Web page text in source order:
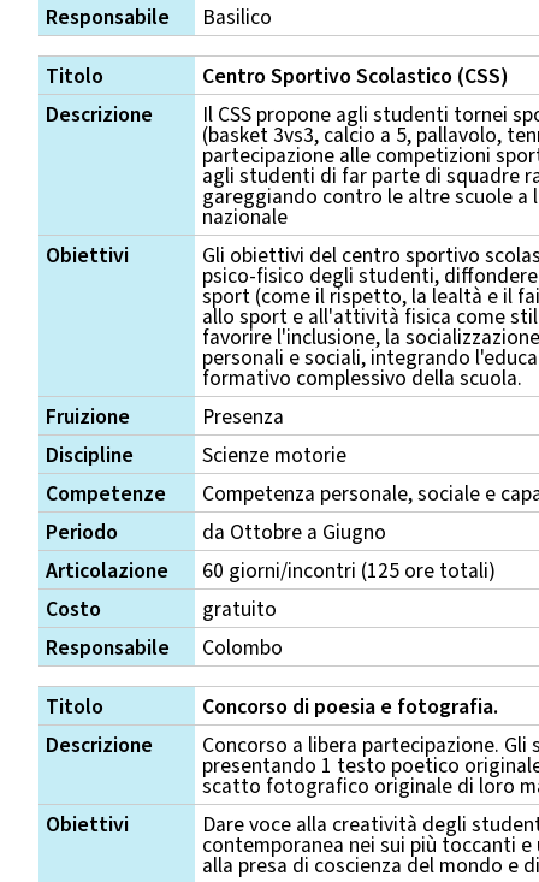
Responsabile
Basilico
Titolo
Centro Sportivo Scolastico (CSS)
Descrizione
Il CSS propone agli studenti tornei
(basket 3vs3, calcio a 5, pallavolo,
partecipazione alle competizioni
agli studenti di far parte di squadre
gareggiando contro le altre scuole a
nazionale
Obiettivi
Gli obiettivi del centro sportivo
psico-fisico degli studenti,
sport (come il rispetto, la lealtà e il
allo sport e all'attività fisica come
favorire l'inclusione, la
personali e sociali, integrando
formativo complessivo della scuola.
Fruizione
Presenza
Discipline
Scienze motorie
Competenze
Competenza personale, sociale e
Periodo
da Ottobre a Giugno
Articolazione
60 giorni/incontri (125 ore totali)
Costo
gratuito
Responsabile
Colombo
Titolo
Concorso di poesia e fotografia.
Descrizione
Concorso a libera partecipazione.
presentando 1 testo poetico
scatto fotografico originale di loro
Obiettivi
Dare voce alla creatività degli
contemporanea nei sui più toccanti
alla presa di coscienza del mondo e